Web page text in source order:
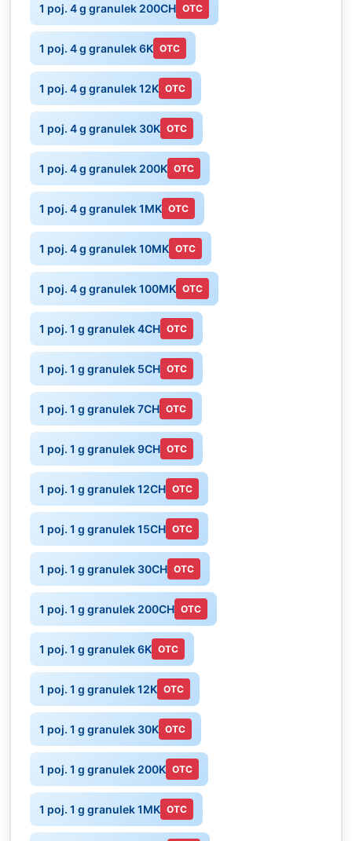
1 poj. 4 g granulek 200CH OTC
1 poj. 4 g granulek 6K OTC
1 poj. 4 g granulek 12K OTC
1 poj. 4 g granulek 30K OTC
1 poj. 4 g granulek 200K OTC
1 poj. 4 g granulek 1MK OTC
1 poj. 4 g granulek 10MK OTC
1 poj. 4 g granulek 100MK OTC
1 poj. 1 g granulek 4CH OTC
1 poj. 1 g granulek 5CH OTC
1 poj. 1 g granulek 7CH OTC
1 poj. 1 g granulek 9CH OTC
1 poj. 1 g granulek 12CH OTC
1 poj. 1 g granulek 15CH OTC
1 poj. 1 g granulek 30CH OTC
1 poj. 1 g granulek 200CH OTC
1 poj. 1 g granulek 6K OTC
1 poj. 1 g granulek 12K OTC
1 poj. 1 g granulek 30K OTC
1 poj. 1 g granulek 200K OTC
1 poj. 1 g granulek 1MK OTC